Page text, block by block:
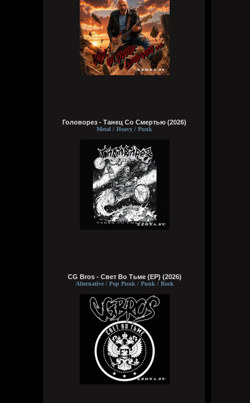
Головорез - Tанец Со Смертью (2026)
Metal / Heavy / Punk
CG Bros - Свет Во Тьме (EP) (2026)
Alternative / Pop Punk / Punk / Rock